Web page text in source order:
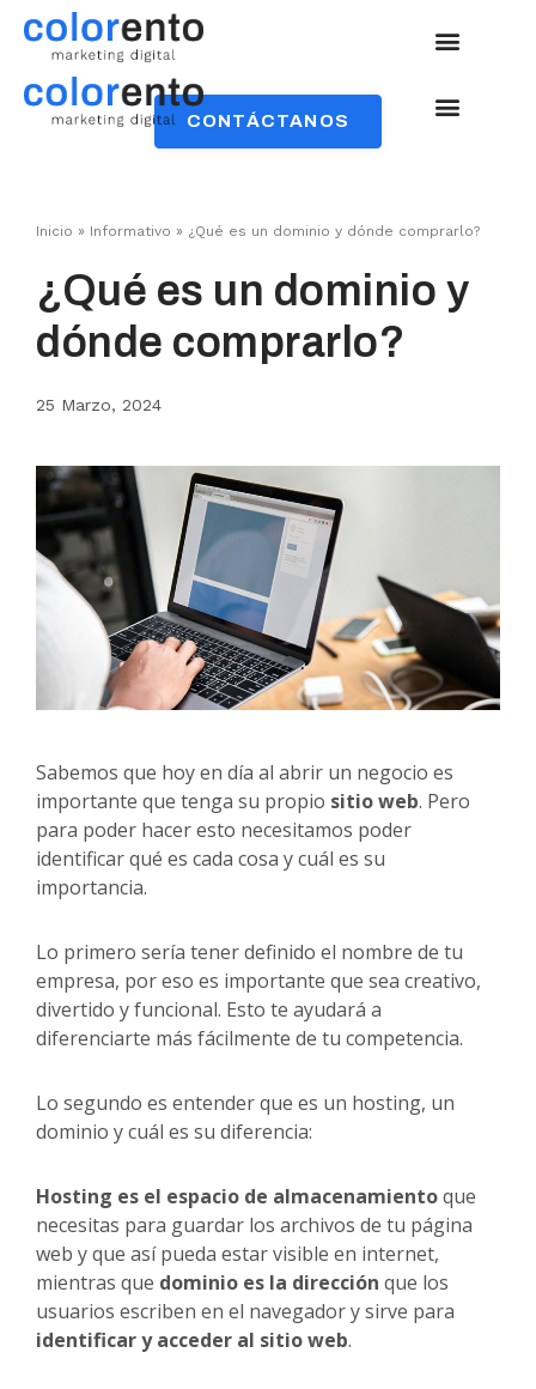
CONTÁCTANOS
Inicio » Informativo » ¿Qué es un dominio y dónde comprarlo?
¿Qué es un dominio y
dónde comprarlo?
25 Marzo, 2024
Sabemos que hoy en día al abrir un negocio es
importante que tenga su propio sitio web. Pero
para poder hacer esto necesitamos poder
identificar qué es cada cosa y cuál es su
importancia.
Lo primero sería tener definido el nombre de tu
empresa, por eso es importante que sea creativo,
divertido y funcional. Esto te ayudará a
diferenciarte más fácilmente de tu competencia.
Lo segundo es entender que es un hosting, un
dominio y cuál es su diferencia:
Hosting es el espacio de almacenamientoque
necesitas para guardar los archivos de tu página
web y que así pueda estar visible en internet,
mientras que dominio es la dirección que los
usuarios escriben en el navegador y sirve para
identificar y acceder al sitio web.